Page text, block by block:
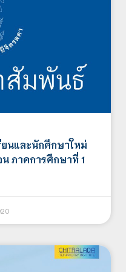
นและนักศึกษาใหม่
น ภาคการศึกษาที่ 1